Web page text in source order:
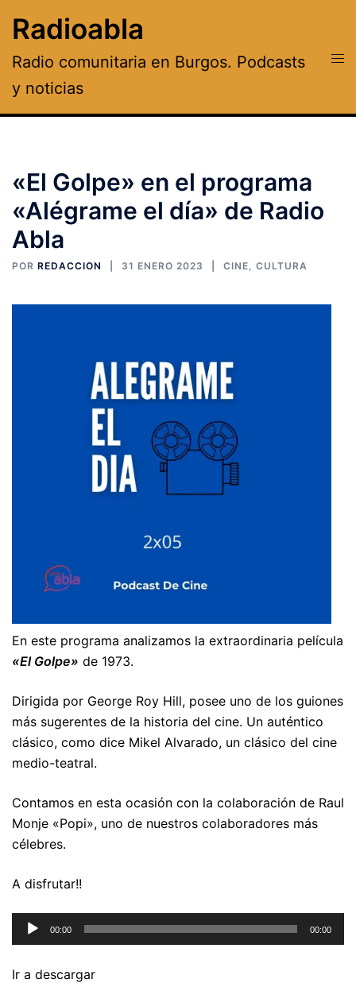
Radioabla
Radio comunitaria en Burgos. Podcasts
y noticias
«El Golpe» en el programa
«Alégrame el día» de Radio
Abla
POR REDACCION 31 ENERO 2023 CINE, CULTURA
En este programa analizamos la extraordinaria película
«El Golpe» de 1973.
Dirigida por George Roy Hill, posee uno de los guiones
más sugerentes de la historia del cine. Un auténtico
clásico, como dice Mikel Alvarado, un clásico del cine
medio-teatral.
Contamos en esta ocasión con la colaboración de Raul
Monje «Popi», uno de nuestros colaboradores más
célebres.
A disfrutar!!
Reproductor
de
00:00 00:00
Ir a descargar